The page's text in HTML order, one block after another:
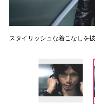
スタイリッシュな着こなしを